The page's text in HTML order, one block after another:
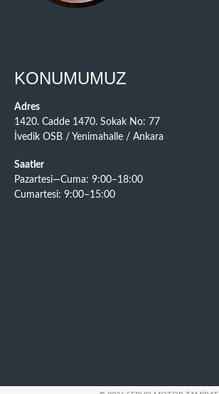
KONUMUMUZ
Adres
1420. Cadde 1470. Sokak No: 77
İvedik OSB / Yenimahalle / Ankara
Saatler
Pazartesi—Cuma: 9:00–18:00
Cumartesi: 9:00–15:00